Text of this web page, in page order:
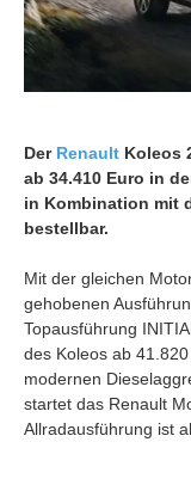
Der Renault Koleos
ab 34.410 Euro in
in Kombination mit
bestellbar.
Mit der gleichen
gehobenen
Topausführung
des Koleos ab
modernen
startet das Renault
Allradausführung ist